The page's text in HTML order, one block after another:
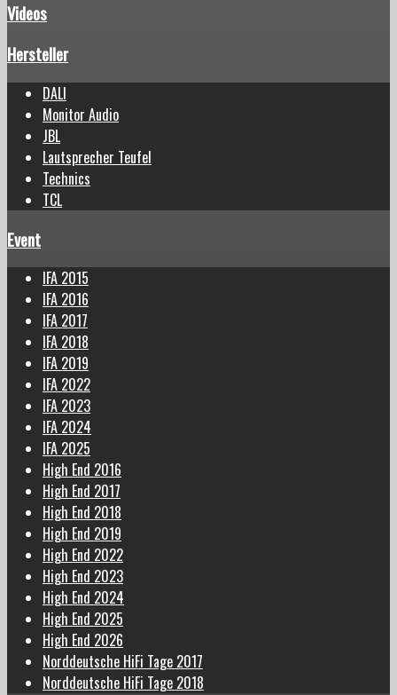
Videos
Hersteller
DALI
Monitor Audio
JBL
Lautsprecher Teufel
Technics
TCL
Event
IFA 2015
IFA 2016
IFA 2017
IFA 2018
IFA 2019
IFA 2022
IFA 2023
IFA 2024
IFA 2025
High End 2016
High End 2017
High End 2018
High End 2019
High End 2022
High End 2023
High End 2024
High End 2025
High End 2026
Norddeutsche HiFi Tage 2017
Norddeutsche HiFi Tage 2018